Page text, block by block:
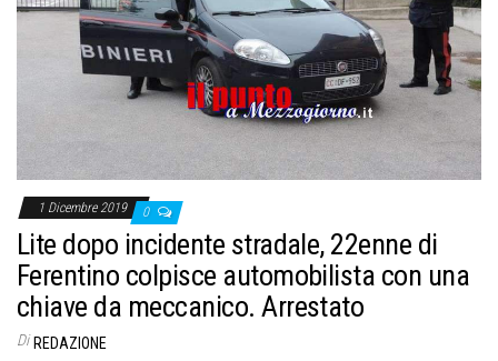
n
1 Dicembre 2019 0
Lite dopo incidente stradale, 22enne di
Ferentino colpisce automobilista con una
chiave da meccanico. Arrestato
Di REDAZIONE